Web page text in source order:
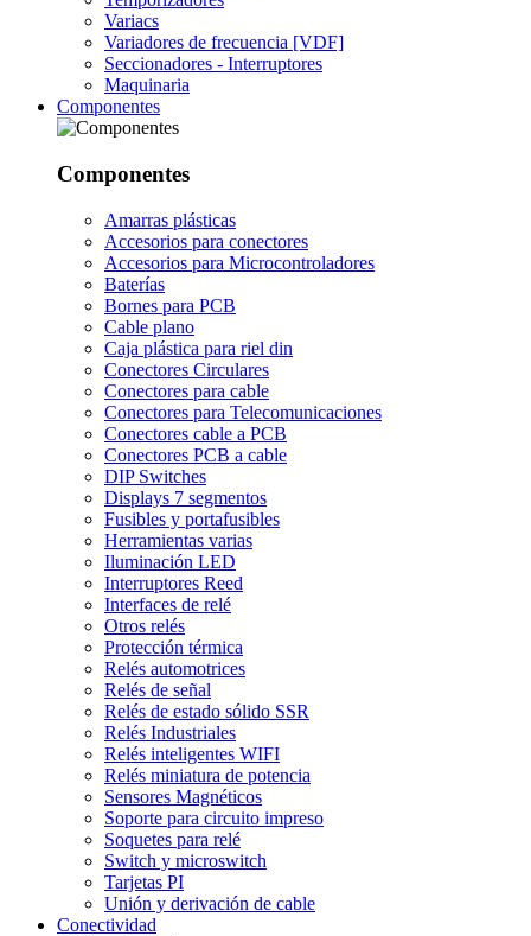
Variacs
Variadores de frecuencia [VDF]
Seccionadores - Interruptores
Maquinaria
Componentes
Componentes
Amarras plásticas
Accesorios para conectores
Accesorios para Microcontroladores
Baterías
Bornes para PCB
Cable plano
Caja plástica para riel din
Conectores Circulares
Conectores para cable
Conectores para Telecomunicaciones
Conectores cable a PCB
Conectores PCB a cable
DIP Switches
Displays 7 segmentos
Fusibles y portafusibles
Herramientas varias
Iluminación LED
Interruptores Reed
Interfaces de relé
Otros relés
Protección térmica
Relés automotrices
Relés de señal
Relés de estado sólido SSR
Relés Industriales
Relés inteligentes WIFI
Relés miniatura de potencia
Sensores Magnéticos
Soporte para circuito impreso
Soquetes para relé
Switch y microswitch
Tarjetas PI
Unión y derivación de cable
Conectividad